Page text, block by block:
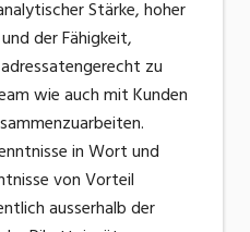
Stärke, hoher
der Fähigkeit,
zu
wie auch mit Kunden
in Wort und
von Vorteil
ausserhalb der